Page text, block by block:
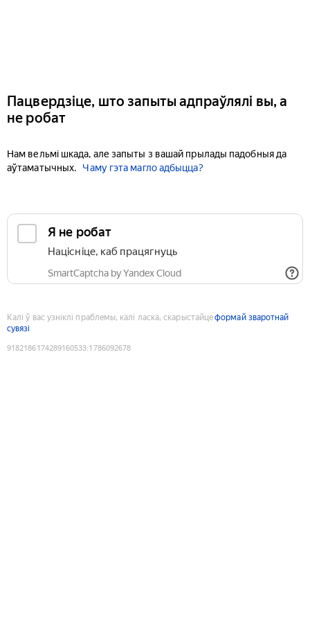
Пацвердзіце, што запыты адпраўлялі вы, а
не робат
Нам вельмі шкада, але запыты з вашай прылады падобныя да
аўтаматычных.
Чаму гэта магло адбыцца?
Я не робат
Націсніце, каб працягнуць
SmartCaptcha by Yandex Cloud
Калі ў вас узніклі праблемы, калі ласка, скарыстайцеформай зваротнай
сувязі
9182186174289160533:1786092678